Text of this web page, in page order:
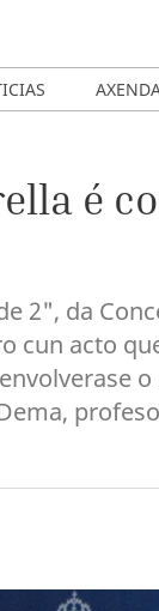
é
2", da
cun acto